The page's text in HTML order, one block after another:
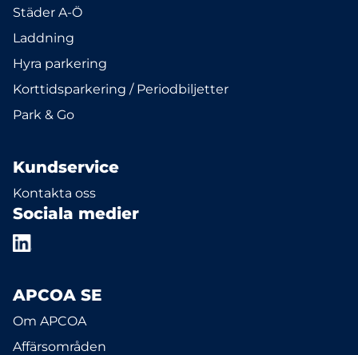
Städer A-Ö
Laddning
Hyra parkering
Korttidsparkering / Periodbiljetter
Park & Go
Kundservice
Kontakta oss
Sociala medier
APCOA SE
Om APCOA
Affärsområden